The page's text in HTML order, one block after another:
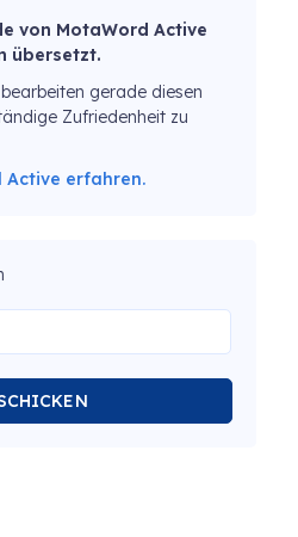
von MotaWord Active
übersetzt.
gerade diesen
Zufriedenheit zu
Active erfahren.